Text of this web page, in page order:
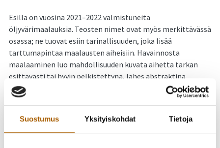
Suostumus Yksityiskohdat Tietoja
Esillä on vuosina 2021–2022 valmistuneita
öljyvärimaalauksia. Teosten nimet ovat myös merkittävässä
osassa; ne tuovat esiin tarinallisuuden, joka lisää
tarttumapintaa maalausten aiheisiin. Havainnosta
maalaaminen luo mahdollisuuden kuvata aihetta tarkan
esittävästi tai hyvin pelkistettynä, lähes abstraktina
muotona. Hahmojen, esineiden ja kankaiden kuvaamisessa
on pyrkimys tasapainoon yksityiskohtaisuuden ja
maalauksellisia ulottuvuuksia.